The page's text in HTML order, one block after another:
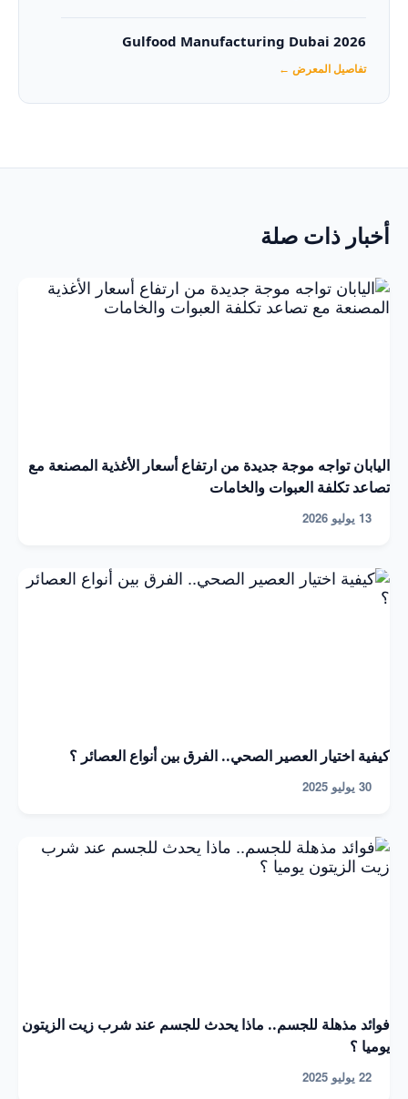
Gulfood Manufacturing Dubai 2026‏
تفاصيل المعرض ←
أخبار ذات صلة
اليابان تواجه موجة جديدة من ارتفاع أسعار الأغذية المصنعة مع
تصاعد تكلفة العبوات والخامات
13 يوليو 2026
كيفية اختيار العصير الصحي.. الفرق بين أنواع العصائر ؟
30 يوليو 2025
فوائد مذهلة للجسم.. ماذا يحدث للجسم عند شرب زيت الزيتون
يوميا ؟
22 يوليو 2025